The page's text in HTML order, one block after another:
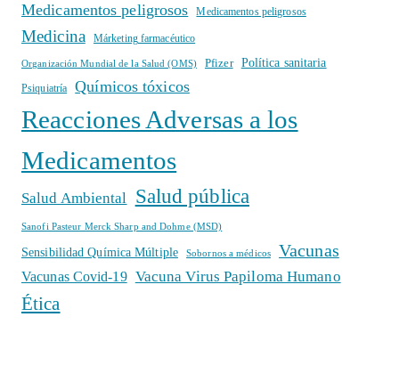
Medicamentos peligrosos Medicamentos peligrosos
Medicina Márketing farmacéutico
Organización Mundial de la Salud (OMS) Pfizer Política sanitaria
Psiquiatría Químicos tóxicos
Reacciones Adversas a los
Medicamentos
Salud Ambiental Salud pública
Sanofi Pasteur Merck Sharp and Dohme (MSD)
Sensibilidad Química Múltiple Sobornos a médicos Vacunas
Vacunas Covid-19 Vacuna Virus Papiloma Humano
Ética